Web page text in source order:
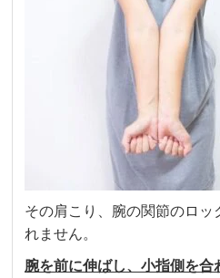
その肩こり、腕の関節のロッ
れません。
腕を前に伸ばし、小指側を